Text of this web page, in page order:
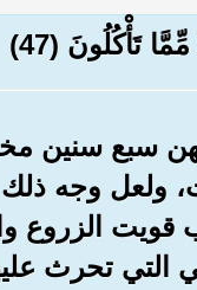
تَأْكُلُونَ (47)
سبع سنين
ولعل وجه
قويت
التي تحرث